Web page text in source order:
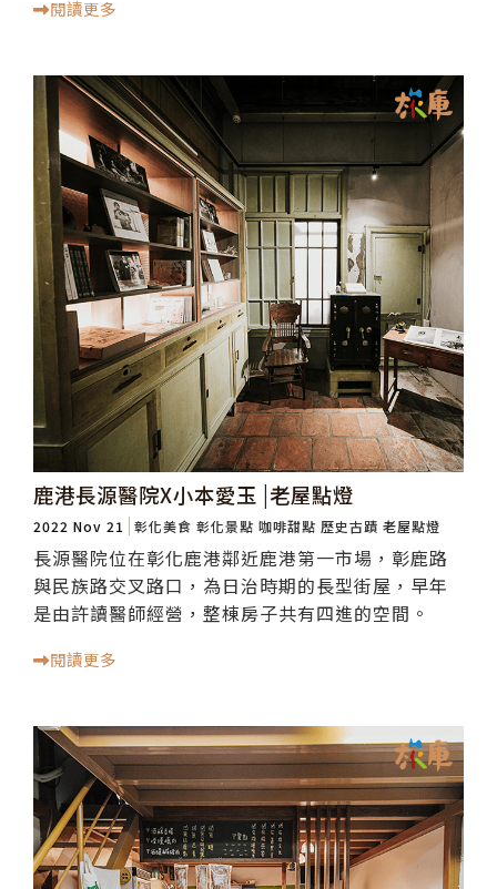
閱讀更多
鹿港長源醫院X小本愛玉 |老屋點燈
2022 Nov 21 彰化美食 彰化景點 咖啡甜點 歷史古蹟 老屋點燈
長源醫院位在彰化鹿港鄰近鹿港第一市場，彰鹿路
與民族路交叉路口，為日治時期的長型街屋，早年
是由許讀醫師經營，整棟房子共有四進的空間。
閱讀更多